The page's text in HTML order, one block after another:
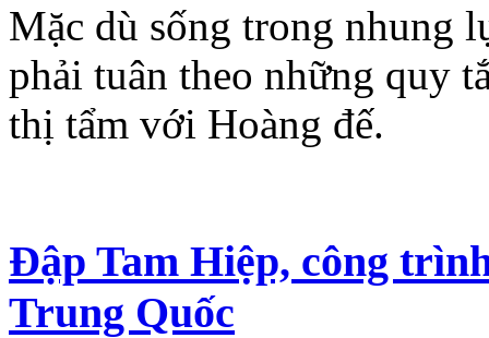
Mặc dù sống trong nhung
phải tuân theo những quy
thị tẩm với Hoàng đế.
Đập Tam Hiệp, công
Trung Quốc